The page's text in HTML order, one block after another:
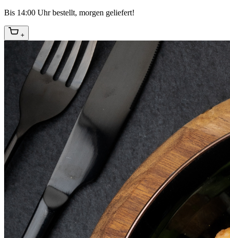
Bis 14:00 Uhr bestellt, morgen geliefert!
+